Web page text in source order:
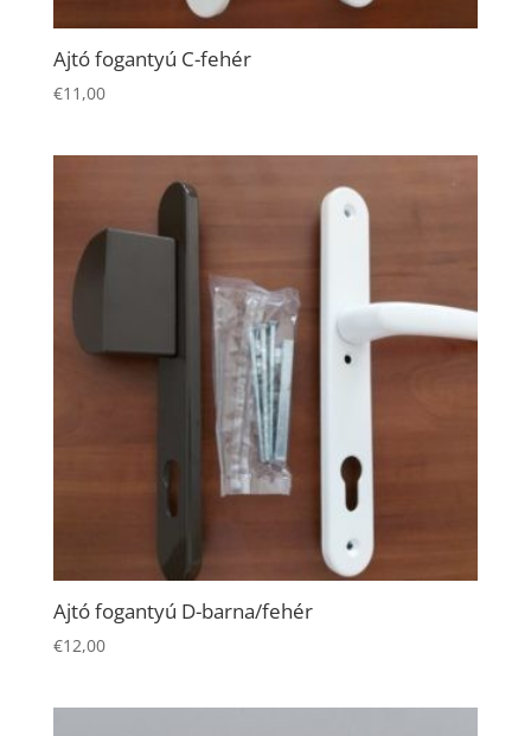
Ajtó fogantyú C-fehér
€11,00
Ajtó fogantyú D-barna/fehér
€12,00